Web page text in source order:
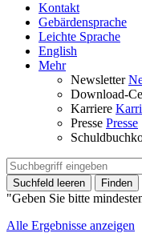
Kontakt
Gebärdensprache
Leichte Sprache
English
Mehr
Newsletter
Download-
Karriere
Presse Presse
Suchfeld leeren Finden
"Geben Sie bitte
Alle Ergebnisse anzeigen